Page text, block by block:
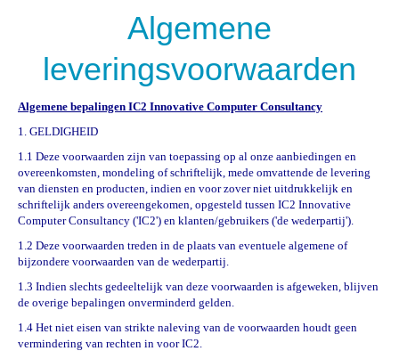
Algemene
leveringsvoorwaarden
Algemene bepalingen IC2 Innovative Computer Consultancy
1. GELDIGHEID
1.1 Deze voorwaarden zijn van toepassing op al onze aanbiedingen en
overeenkomsten, mondeling of schriftelijk, mede omvattende de levering
van diensten en producten, indien en voor zover niet uitdrukkelijk en
schriftelijk anders overeengekomen, opgesteld tussen IC2 Innovative
Computer Consultancy ('IC2') en klanten/gebruikers ('de wederpartij').
1.2 Deze voorwaarden treden in de plaats van eventuele algemene of
bijzondere voorwaarden van de wederpartij.
1.3 Indien slechts gedeeltelijk van deze voorwaarden is afgeweken, blijven
de overige bepalingen onverminderd gelden.
1.4 Het niet eisen van strikte naleving van de voorwaarden houdt geen
vermindering van rechten in voor IC2.